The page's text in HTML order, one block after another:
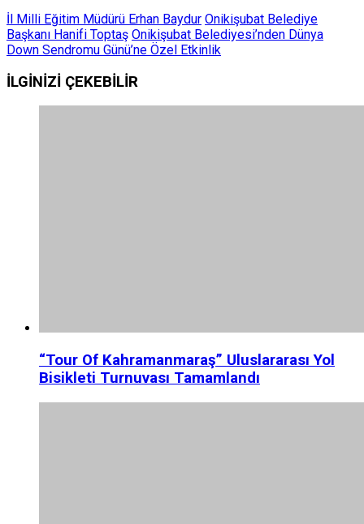
İl Milli Eğitim Müdürü Erhan Baydur Onikişubat Belediye
Başkanı Hanifi Toptaş Onikişubat Belediyesi’nden Dünya
Down Sendromu Günü’ne Özel Etkinlik
İLGİNİZİ ÇEKEBİLİR
“Tour Of Kahramanmaraş” Uluslararası Yol
Bisikleti Turnuvası Tamamlandı